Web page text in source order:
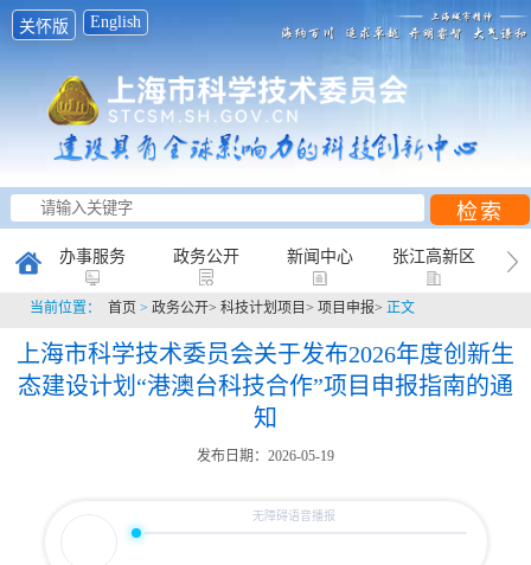
关怀版 English
办事服务 政务公开 新闻中心 张江高新区
创新研究 科普天地 互动平台
当前位置： 首页 > 政务公开> 科技计划项目> 项目申报> 正文
上海市科学技术委员会关于发布2026年度创新生
态建设计划“港澳台科技合作”项目申报指南的通
知
发布日期：2026-05-19